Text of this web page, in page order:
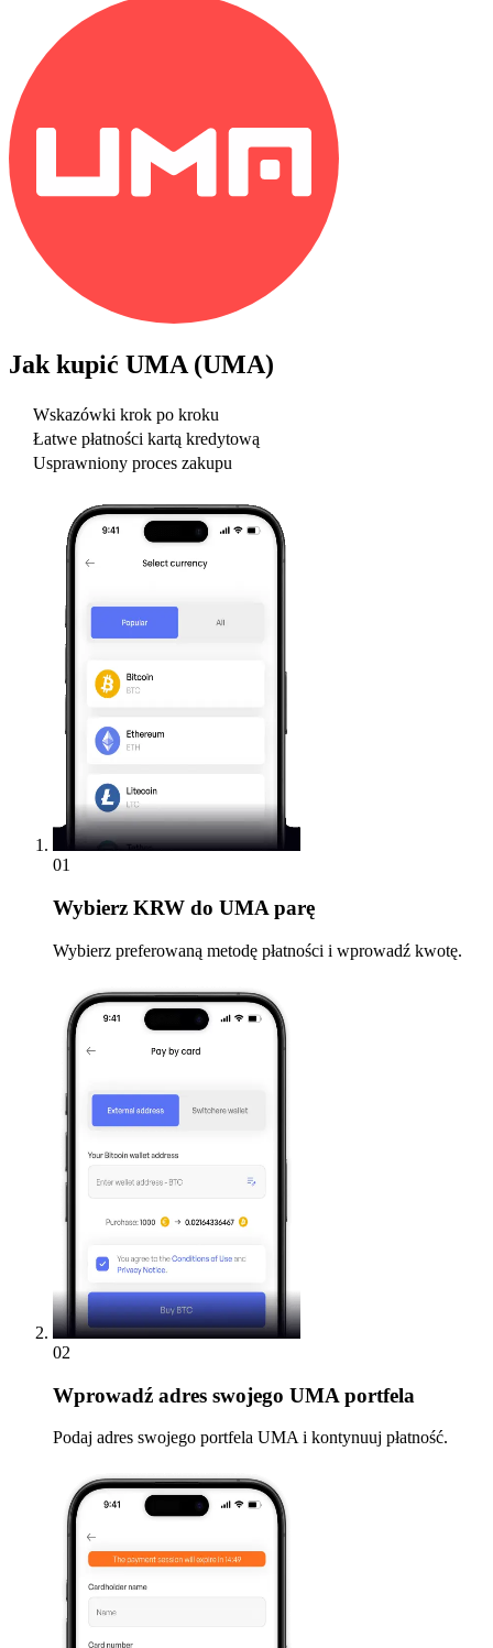
Jak kupić UMA (UMA)
Wskazówki krok po kroku
Łatwe płatności kartą kredytową
Usprawniony proces zakupu
01
Wybierz KRW do UMA parę
Wybierz preferowaną metodę płatności i wprowadź kwotę.
02
Wprowadź adres swojego UMA portfela
Podaj adres swojego portfela UMA i kontynuuj płatność.